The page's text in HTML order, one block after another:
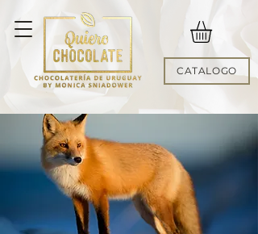
CATALOGO